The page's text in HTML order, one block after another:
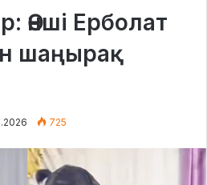
Әнші Ерболат
шаңырақ
725